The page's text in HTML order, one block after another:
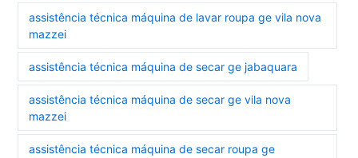
assistência técnica máquina de lavar roupa ge vila nova
mazzei
assistência técnica máquina de secar ge jabaquara
assistência técnica máquina de secar ge vila nova
mazzei
assistência técnica máquina de secar roupa ge